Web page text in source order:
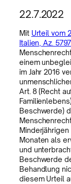
22.7.2022
Mit Urteil vom
Italien, Az.
einem
im Jahr 2016
Art. 8 (Recht
Beschwerde)
Monaten als
und
Beschwerde
Behandlung
diesem Urteil